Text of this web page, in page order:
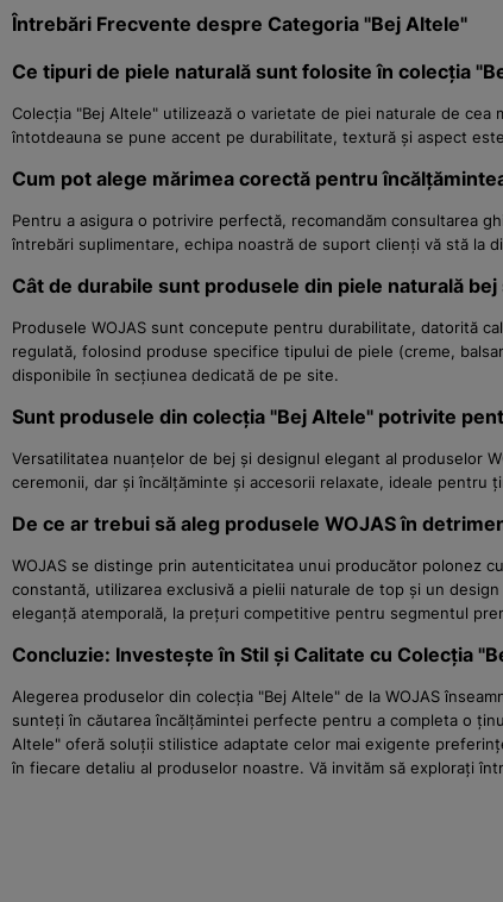
Întrebări Frecvente despre Categoria "Bej Altele"
Ce tipuri de piele naturală sunt folosite în colecția
Colecția "Bej Altele" utilizează o varietate de piei naturale de
întotdeauna se pune accent pe durabilitate, textură și aspect
Cum pot alege mărimea corectă pentru
Pentru a asigura o potrivire perfectă, recomandăm consultarea
întrebări suplimentare, echipa noastră de suport clienți vă stă la
Cât de durabile sunt produsele din piele naturală
Produsele WOJAS sunt concepute pentru durabilitate, datorită
regulată, folosind produse specifice tipului de piele (creme,
disponibile în secțiunea dedicată de pe site.
Sunt produsele din colecția "Bej Altele" potrivite
Versatilitatea nuanțelor de bej și designul elegant al produselor
ceremonii, dar și încălțăminte și accesorii relaxate, ideale
De ce ar trebui să aleg produsele WOJAS în
WOJAS se distinge prin autenticitatea unui producător polonez
constantă, utilizarea exclusivă a pielii naturale de top și un
eleganță atemporală, la prețuri competitive pentru segmentul
Concluzie: Investește în Stil și Calitate cu Colecția
Alegerea produselor din colecția "Bej Altele" de la WOJAS
sunteți în căutarea încălțămintei perfecte pentru a completa o
Altele" oferă soluții stilistice adaptate celor mai exigente
în fiecare detaliu al produselor noastre. Vă invităm să explorați